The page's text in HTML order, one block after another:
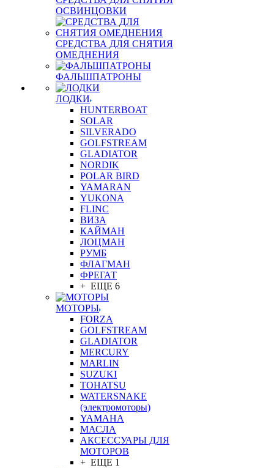
ОСВИНЦОВКИ
СРЕДСТВА ДЛЯ СНЯТИЯ
ОМЕДНЕНИЯ
ФАЛЬШПАТРОНЫ
ЛОДКИ
HUNTERBOAT
SOLAR
SILVERADO
GOLFSTREAM
GLADIATOR
NORDIK
POLAR BIRD
YAMARAN
YUKONA
FLINC
ВИЗА
КАЙМАН
ЛОЦМАН
РУМБ
ФЛАГМАН
ФРЕГАТ
+ ЕЩЕ 6
МОТОРЫ
FORZA
GOLFSTREAM
GLADIATOR
MERCURY
MARLIN
SUZUKI
TOHATSU
WATERSNAKE
(электромоторы)
YAMAHA
МАСЛА
АКСЕССУАРЫ ДЛЯ
МОТОРОВ
+ ЕЩЕ 1